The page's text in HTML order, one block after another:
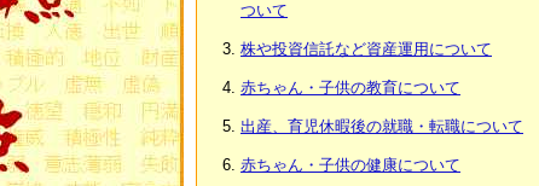
ついて
株や投資信託など資産運用について
赤ちゃん・子供の教育について
出産、育児休暇後の就職・転職について
赤ちゃん・子供の健康について